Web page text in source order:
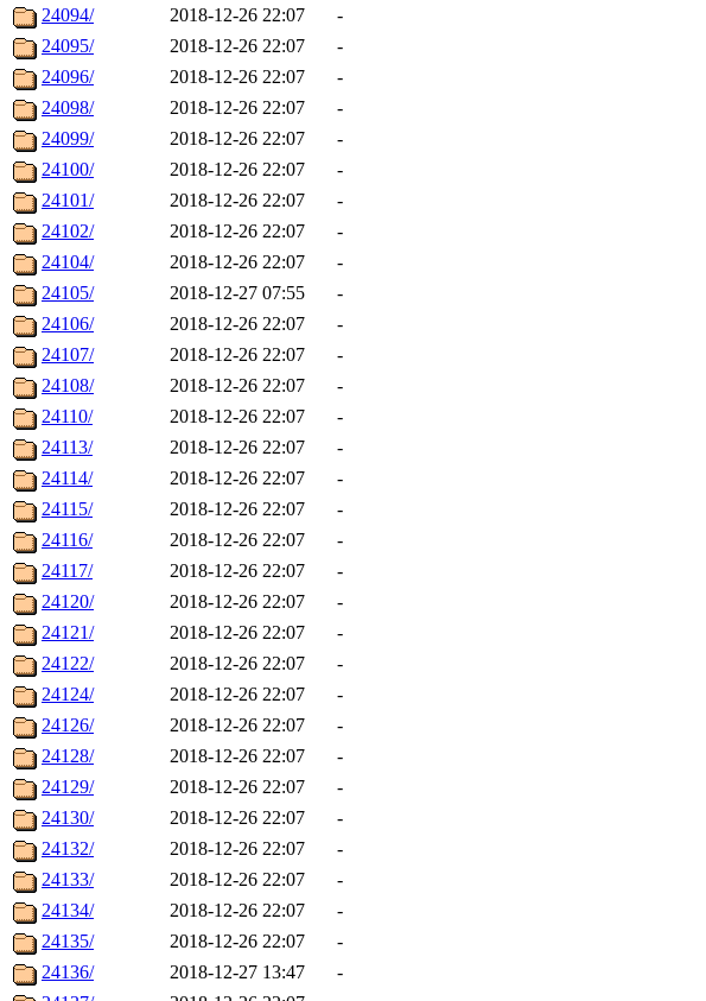
24094/
2018-12-26 22:07
-
24095/
2018-12-26 22:07
-
24096/
2018-12-26 22:07
-
24098/
2018-12-26 22:07
-
24099/
2018-12-26 22:07
-
24100/
2018-12-26 22:07
-
24101/
2018-12-26 22:07
-
24102/
2018-12-26 22:07
-
24104/
2018-12-26 22:07
-
24105/
2018-12-27 07:55
-
24106/
2018-12-26 22:07
-
24107/
2018-12-26 22:07
-
24108/
2018-12-26 22:07
-
24110/
2018-12-26 22:07
-
24113/
2018-12-26 22:07
-
24114/
2018-12-26 22:07
-
24115/
2018-12-26 22:07
-
24116/
2018-12-26 22:07
-
24117/
2018-12-26 22:07
-
24120/
2018-12-26 22:07
-
24121/
2018-12-26 22:07
-
24122/
2018-12-26 22:07
-
24124/
2018-12-26 22:07
-
24126/
2018-12-26 22:07
-
24128/
2018-12-26 22:07
-
24129/
2018-12-26 22:07
-
24130/
2018-12-26 22:07
-
24132/
2018-12-26 22:07
-
24133/
2018-12-26 22:07
-
24134/
2018-12-26 22:07
-
24135/
2018-12-26 22:07
-
24136/
2018-12-27 13:47
-